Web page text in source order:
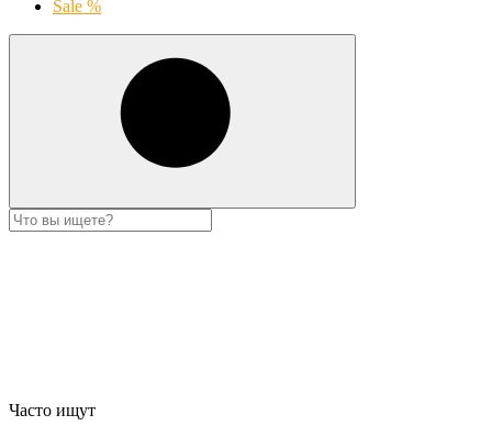
Sale %
Часто ищут